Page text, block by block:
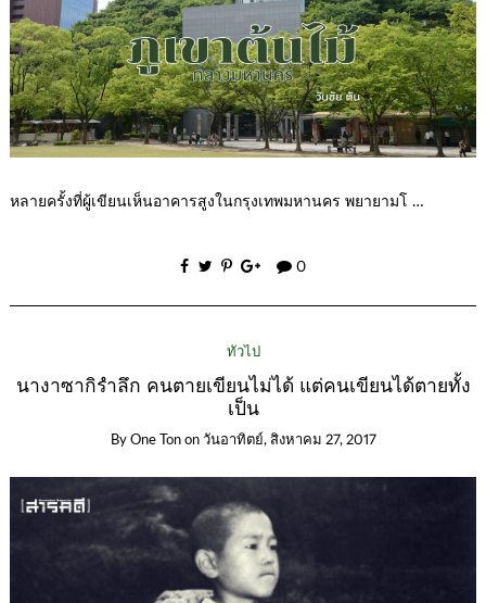
หลายครั้งที่ผู้เขียนเห็นอาคารสูงในกรุงเทพมหานคร พยายามโ …
0
ทั่วไป
นางาซากิรำลึก คนตายเขียนไม่ได้ แต่คนเขียนได้ตายทั้ง
เป็น
By One Ton on วันอาทิตย์, สิงหาคม 27, 2017